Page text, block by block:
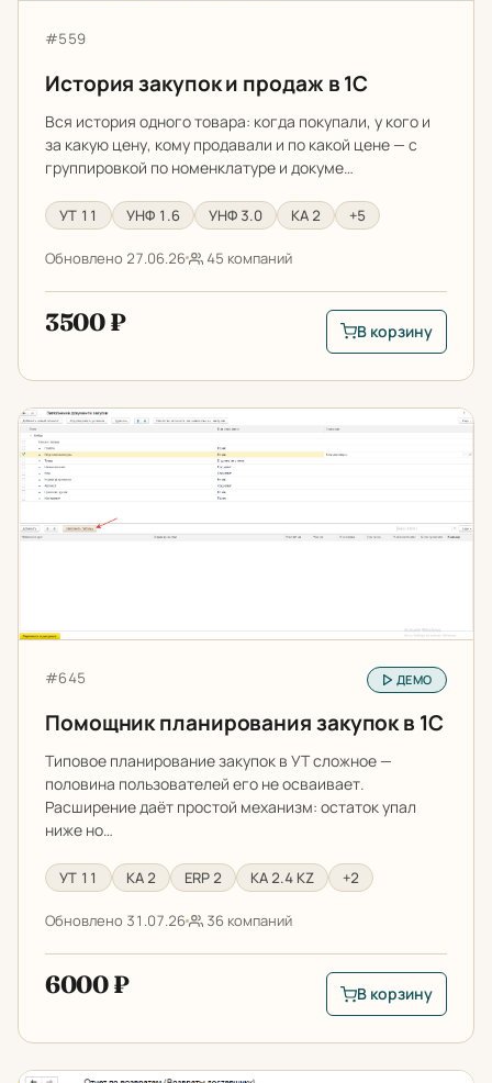
Артикул:
#559
История закупок и продаж в 1С
Вся история одного товара: когда покупали, у кого и
за какую цену, кому продавали и по какой цене — с
группировкой по номенклатуре и докуме…
УТ 11 УНФ 1.6 УНФ 3.0 КА 2 +5
Обновлено 27.06.26 45 компаний
3500 ₽
В корзину:
В корзину
Помощник планирования закупок в 1С
Артикул:
#645 ДЕМО
Помощник планирования закупок в 1С
Типовое планирование закупок в УТ сложное —
половина пользователей его не осваивает.
Расширение даёт простой механизм: остаток упал
ниже но…
УТ 11 КА 2 ERP 2 КА 2.4 KZ +2
Обновлено 31.07.26 36 компаний
6000 ₽
В корзину:
В корзину